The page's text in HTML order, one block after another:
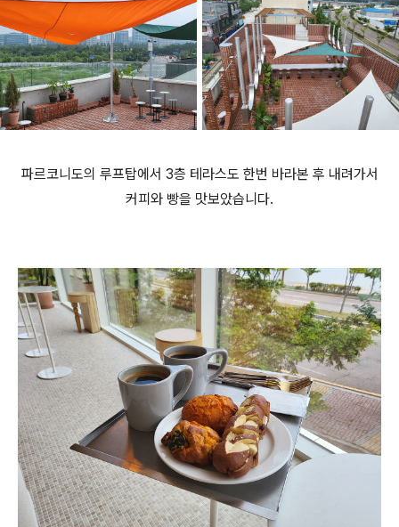
파르코니도의 루프탑에서 3층 테라스도 한번 바라본 후 내려가서
커피와 빵을 맛보았습니다.